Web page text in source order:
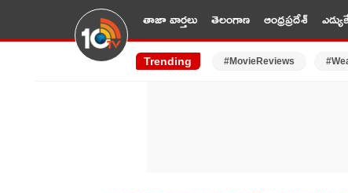
తాజా వార్తలు తెలంగాణ ఆంధ్రప్రదేశ్
Trending #MovieReviews